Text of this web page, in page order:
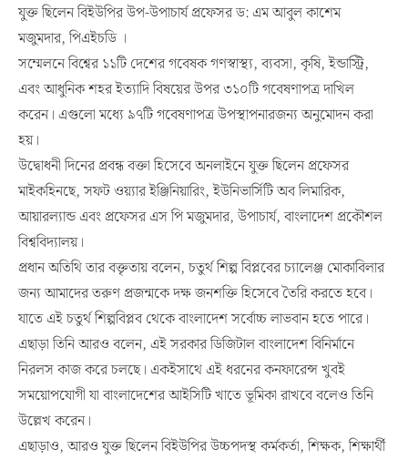
যুক্ত ছিলেন বিইউপির উপ-উপাচার্য প্রফেসর ড: এম আবুল কাশেম
মজুমদার, পিএইচডি ।
সম্মেলনে বিশ্বের ১১টি দেশের গবেষক গণস্বাস্থ্য, ব্যবসা, কৃষি, ইন্ডাস্ট্রি,
এবং আধুনিক শহর ইত্যাদি বিষয়ের উপর ৩১০টি গবেষণাপত্র দাখিল
করেন। এগুলো মধ্যে ৯৭টি গবেষণাপত্র উপস্থাপনারজন্য অনুমোদন করা
হয়।
উদ্বোধনী দিনের প্রবন্ধ বক্তা হিসেবে অনলাইনে যুক্ত ছিলেন প্রফেসর
মাইকহিনছে, সফট ওয়্যার ইঞ্জিনিয়ারিং, ইউনিভার্সিটি অব লিমারিক,
আয়ারল্যান্ড এবং প্রফেসর এস পি মজুমদার, উপাচার্য, বাংলাদেশ প্রকৌশল
বিশ্ববিদ্যালয়।
প্রধান অতিথি তার বক্তৃতায় বলেন, চতুর্থ শিল্প বিপ্লবের চ্যালেঞ্জ মোকাবিলার
জন্য আমাদের তরুণ প্রজন্মকে দক্ষ জনশক্তি হিসেবে তৈরি করতে হবে।
যাতে এই চতুর্থ শিল্পবিপ্লব থেকে বাংলাদেশ সর্বোচ্চ লাভবান হতে পারে।
এছাড়া তিনি আরও বলেন, এই সরকার ডিজিটাল বাংলাদেশ বিনির্মানে
নিরলস কাজ করে চলছে। একইসাথে এই ধরনের কনফারেন্স খুবই
সময়োপযোগী যা বাংলাদেশের আইসিটি খাতে ভূমিকা রাখবে বলেও তিনি
উল্লেখ করেন।
এছাড়াও, আরও যুক্ত ছিলেন বিইউপির উচ্চপদস্থ কর্মকর্তা, শিক্ষক, শিক্ষার্থী